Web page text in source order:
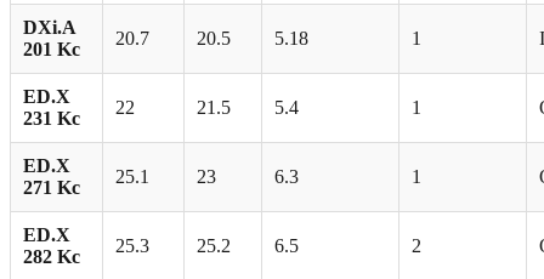
DXi.A
201 Kc
20.7 20.5 5.18 1
ED.X
231 Kc
22 21.5 5.4 1
ED.X
271 Kc
25.1 23 6.3 1
ED.X
282 Kc
25.3 25.2 6.5 2